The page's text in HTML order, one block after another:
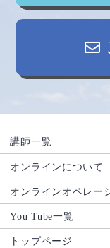
講師一覧
オンラインについて
オンラインオペレー
You Tube一覧
トップページ